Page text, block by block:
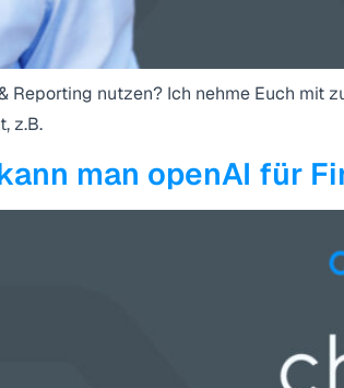
Reporting nutzen? Ich nehme Euch
z.B.
man openAI für